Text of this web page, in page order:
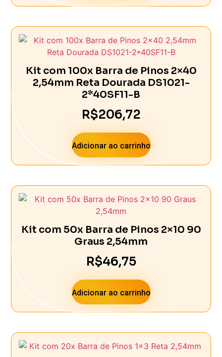
Kit com 100x Barra de Pinos 2×40
2,54mm Reta Dourada DS1021-
2*40SF11-B
R$206,72
Adicionar ao carrinho
Kit com 50x Barra de Pinos 2×10 90
Graus 2,54mm
R$46,75
Adicionar ao carrinho